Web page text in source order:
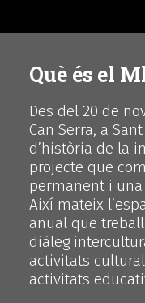
Què és el
Des del 20 de
Can Serra, a
d’història de la
projecte que
permanent i una
Així mateix
anual que
diàleg
activitats
activitats